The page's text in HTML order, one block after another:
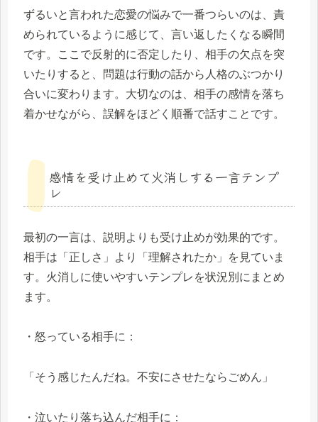
ずるいと言われた恋愛の悩みで一番つらいのは、責
められているように感じて、言い返したくなる瞬間
です。ここで反射的に否定したり、相手の欠点を突
いたりすると、問題は行動の話から人格のぶつかり
合いに変わります。大切なのは、相手の感情を落ち
着かせながら、誤解をほどく順番で話すことです。
感情を受け止めて火消しする一言テンプ
レ
最初の一言は、説明よりも受け止めが効果的です。
相手は「正しさ」より「理解されたか」を見ていま
す。火消しに使いやすいテンプレを状況別にまとめ
ます。
・怒っている相手に：
「そう感じたんだね。不安にさせたならごめん」
・泣いたり落ち込んだ相手に：